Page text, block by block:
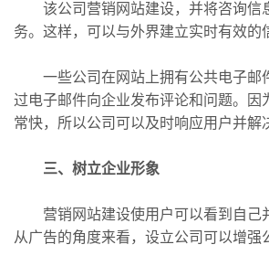
该公司营销网站建设，并将咨询信
务。这样，可以与外界建立实时有效的
一些公司在网站上拥有公共电子邮
过电子邮件向企业发布评论和问题。因
常快，所以公司可以及时响应用户并解
三、树立企业形象
营销网站建设使用户可以看到自己
从广告的角度来看，设立公司可以增强